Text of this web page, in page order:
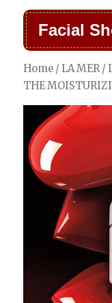
Facial
Home / LA MER/
THE